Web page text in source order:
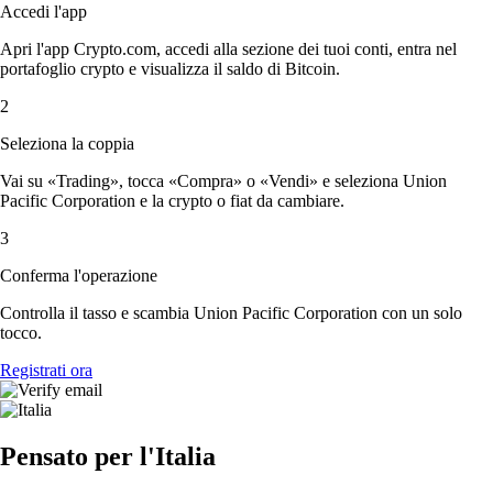
Accedi l'app
Apri l'app Crypto.com, accedi alla sezione dei tuoi conti, entra nel
portafoglio crypto e visualizza il saldo di Bitcoin.
2
Seleziona la coppia
Vai su «Trading», tocca «Compra» o «Vendi» e seleziona Union
Pacific Corporation e la crypto o fiat da cambiare.
3
Conferma l'operazione
Controlla il tasso e scambia Union Pacific Corporation con un solo
tocco.
Registrati ora
Pensato per l'Italia